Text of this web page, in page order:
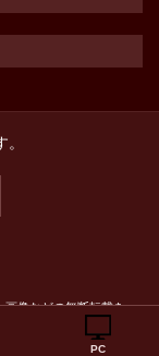
像などの無断転載を
PC